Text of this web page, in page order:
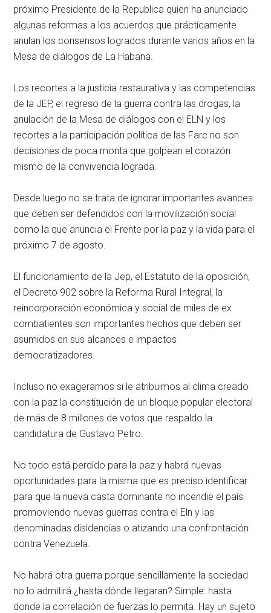
próximo Presidente de la Republica quien ha anunciado
algunas reformas a los acuerdos que prácticamente
anulan los consensos logrados durante varios años en la
Mesa de diálogos de La Habana.
Los recortes a la justicia restaurativa y las competencias
de la JEP, el regreso de la guerra contra las drogas, la
anulación de la Mesa de diálogos con el ELN y los
recortes a la participación política de las Farc no son
decisiones de poca monta que golpean el corazón
mismo de la convivencia lograda.
Desde luego no se trata de ignorar importantes avances
que deben ser defendidos con la movilización social
como la que anuncia el Frente por la paz y la vida para el
próximo 7 de agosto.
El funcionamiento de la Jep, el Estatuto de la oposición,
el Decreto 902 sobre la Reforma Rural Integral, la
reincorporación económica y social de miles de ex
combatientes son importantes hechos que deben ser
asumidos en sus alcances e impactos
democratizadores.
Incluso no exageramos si le atribuimos al clima creado
con la paz la constitución de un bloque popular electoral
de más de 8 millones de votos que respaldo la
candidatura de Gustavo Petro.
No todo está perdido para la paz y habrá nuevas
oportunidades para la misma que es preciso identificar
para que la nueva casta dominante no incendie el país
promoviendo nuevas guerras contra el Eln y las
denominadas disidencias o atizando una confrontación
contra Venezuela.
No habrá otra guerra porque sencillamente la sociedad
no lo admitirá ¿hasta dónde llegaran? Simple: hasta
donde la correlación de fuerzas lo permita. Hay un sujeto